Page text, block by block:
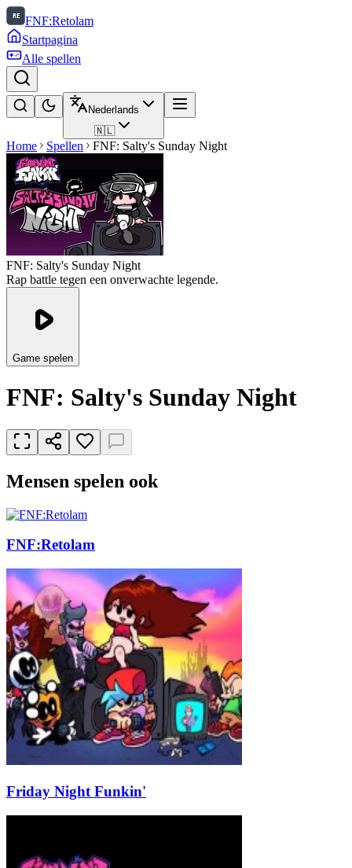
FNF:Retolam
Startpagina
Alle spellen
Nederlands
🇳🇱
Home Spellen FNF: Salty's Sunday Night
FNF: Salty's Sunday Night
Rap battle tegen een onverwachte legende.
Game spelen
FNF: Salty's Sunday Night
Mensen spelen ook
FNF:Retolam
Friday Night Funkin'